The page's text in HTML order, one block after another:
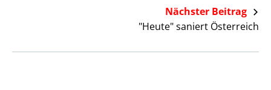
Nächster Beitrag
"Heute" saniert Österreich